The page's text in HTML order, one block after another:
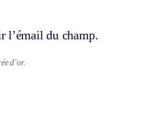
l’émail du champ.
d’or.